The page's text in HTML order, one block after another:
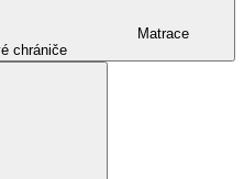
Matrace
chrániče